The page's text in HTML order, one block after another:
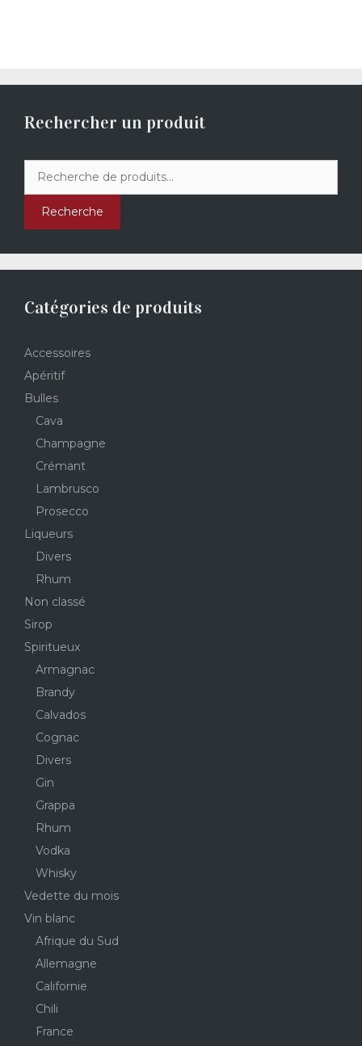
Rechercher un produit
pour :
Recherche
Catégories de produits
Accessoires
Apéritif
Bulles
Cava
Champagne
Crémant
Lambrusco
Prosecco
Liqueurs
Divers
Rhum
Non classé
Sirop
Spiritueux
Armagnac
Brandy
Calvados
Cognac
Divers
Gin
Grappa
Rhum
Vodka
Whisky
Vedette du mois
Vin blanc
Afrique du Sud
Allemagne
Californie
Chili
France